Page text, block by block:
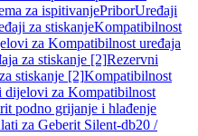
za ispitivanjePriborUređaji
za stiskanjeKompatibilnost
za Kompatibilnost uređaja
za stiskanje [2]Rezervni
stiskanje [2]Kompatibilnost
dijelovi za Kompatibilnost
podno grijanje i hlađenje
za Geberit Silent-db20 /